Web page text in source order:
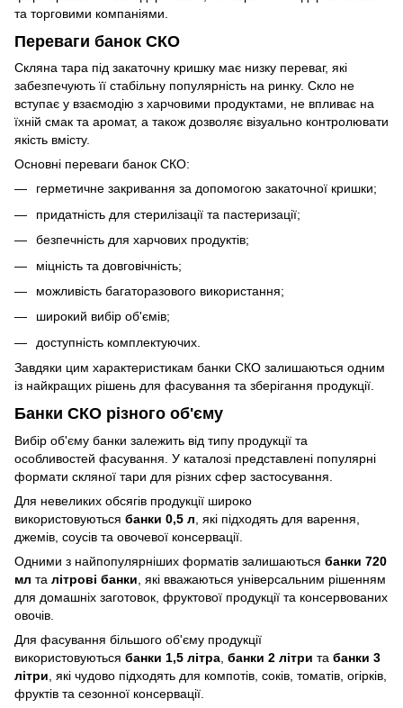
та торговими компаніями.
Переваги банок СКО
Скляна тара під закаточну кришку має низку переваг, які
забезпечують її стабільну популярність на ринку. Скло не
вступає у взаємодію з харчовими продуктами, не впливає на
їхній смак та аромат, а також дозволяє візуально контролювати
якість вмісту.
Основні переваги банок СКО:
герметичне закривання за допомогою закаточної кришки;
придатність для стерилізації та пастеризації;
безпечність для харчових продуктів;
міцність та довговічність;
можливість багаторазового використання;
широкий вибір об'ємів;
доступність комплектуючих.
Завдяки цим характеристикам банки СКО залишаються одним
із найкращих рішень для фасування та зберігання продукції.
Банки СКО різного об'єму
Вибір об'єму банки залежить від типу продукції та
особливостей фасування. У каталозі представлені популярні
формати скляної тари для різних сфер застосування.
Для невеликих обсягів продукції широко
використовуються банки 0,5 л , які підходять для варення,
джемів, соусів та овочевої консервації.
Одними з найпопулярніших форматів залишаються банки 720
мл та літрові банки , які вважаються універсальним рішенням
для домашніх заготовок, фруктової продукції та консервованих
овочів.
Для фасування більшого об'єму продукції
використовуються банки 1,5 літра банки 2 літри та банки 3
літри , які чудово підходять для компотів, соків, томатів, огірків,
фруктів та сезонної консервації.